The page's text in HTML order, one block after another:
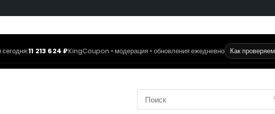
11 213 624 ₽KingCoupon • модерация • обновления ежедневно Как проверяем